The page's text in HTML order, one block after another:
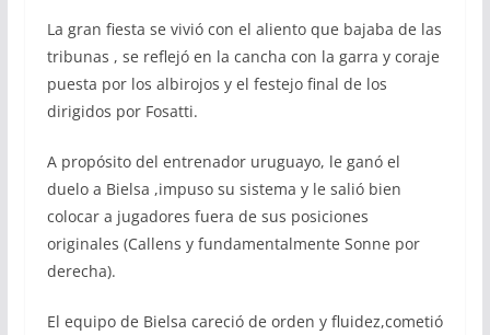
La gran fiesta se vivió con el aliento que bajaba de las
tribunas , se reflejó en la cancha con la garra y coraje
puesta por los albirojos y el festejo final de los
dirigidos por Fosatti.
A propósito del entrenador uruguayo, le ganó el
duelo a Bielsa ,impuso su sistema y le salió bien
colocar a jugadores fuera de sus posiciones
originales (Callens y fundamentalmente Sonne por
derecha).
El equipo de Bielsa careció de orden y fluidez,cometió